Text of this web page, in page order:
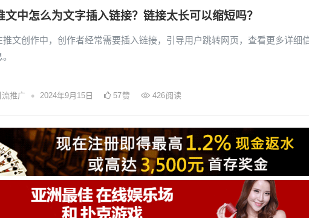
文中怎么为文字插入链接？链接太长可以缩短吗？
推文创作中，创作者经常需要插入链接，引导用户跳转网页，查看更多详细
流推广 • 2024年9月15日 57赞 426阅读